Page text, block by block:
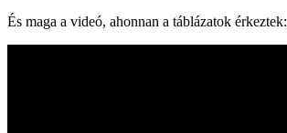
És maga a videó, ahonnan a táblázatok érkeztek: